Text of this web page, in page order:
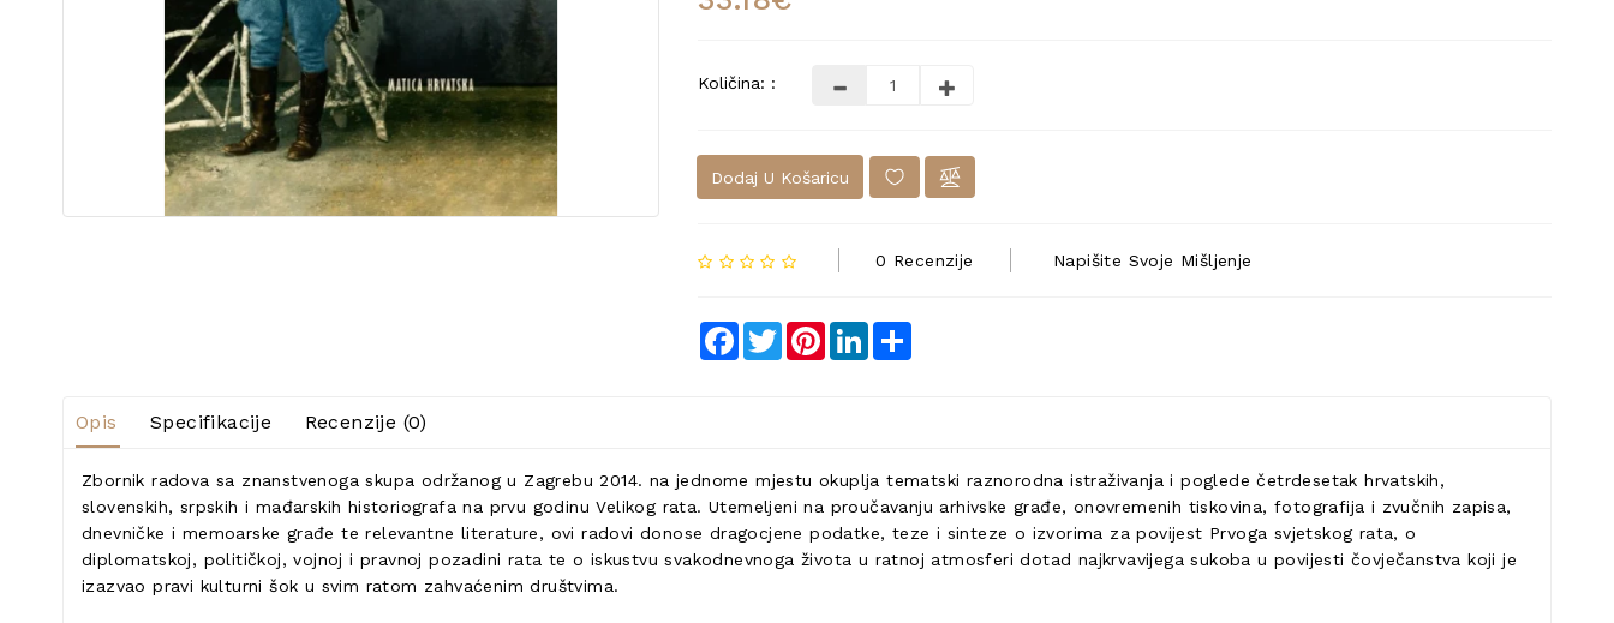
Količina: :
Dodaj U Košaricu
0 Recenzije Napišite Svoje Mišljenje
Facebook
TwitterPinterestLinkedIn
Opis Specifikacije Recenzije (0)
Zbornik radova sa znanstvenoga skupa održanog u Zagrebu 2014. na jednome mjestu okuplja tematski raznorodna istraživanja i poglede četrdesetak hrvatskih,
slovenskih, srpskih i mađarskih historiografa na prvu godinu Velikog rata. Utemeljeni na proučavanju arhivske građe, onovremenih tiskovina, fotografija i zvučnih zapisa,
dnevničke i memoarske građe te relevantne literature, ovi radovi donose dragocjene podatke, teze i sinteze o izvorima za povijest Prvoga svjetskog rata, o
diplomatskoj, političkoj, vojnoj i pravnoj pozadini rata te o iskustvu svakodnevnoga života u ratnoj atmosferi dotad najkrvavijega sukoba u povijesti čovječanstva koji je
izazvao pravi kulturni šok u svim ratom zahvaćenim društvima.